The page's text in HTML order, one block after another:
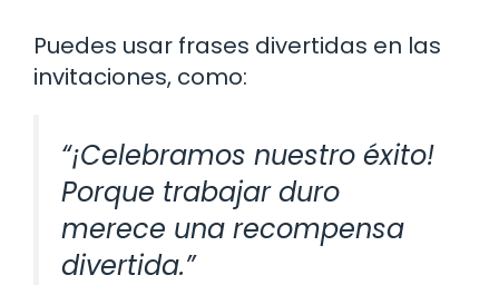
Puedes usar frases divertidas en las
invitaciones, como:
“¡Celebramos nuestro éxito!
Porque trabajar duro
merece una recompensa
divertida.”